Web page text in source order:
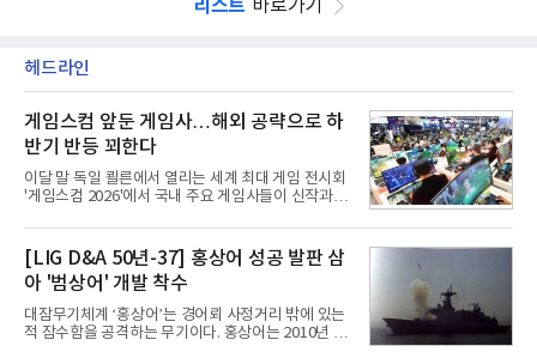
리스트 바로가기
헤드라인
게임스컴 앞둔 게임사…해외 공략으로 하
반기 반등 꾀한다
이달 말 독일 쾰른에서 열리는 세계 최대 게임 전시회
'게임스컴 2026'에서 국내 주요 게임사들이 신작과 글
체별로 엇갈린 가운데 하반기 신작 흥행과 해외 시장
성과가 실적을 좌우할 핵심 변수로 떠오르고 있다.8일
업계에 따르면 올해 상반기 게임업계는 기업별 성적
표가 크게 갈렸다. 대표적으로 크래프톤은 'PUBG: 배
틀그라운드'의 안정적인 성장에 힘입어 상반기 연결
기준 매출 2조6616억원, 영업이익 9725억원으로 역
대 최대 실적을 기록했다. 엔씨도 올해 출시한 '아이온
[LIG D&A 50년-37] 홍상어 성공 발판 삼
아 '범상어' 개발 착수
대잠무기체계 ‘홍상어’는 경어뢰 사정거리 밖에 있는
적 잠수함을 공격하는 무기이다. 홍상어는 2010년 넥